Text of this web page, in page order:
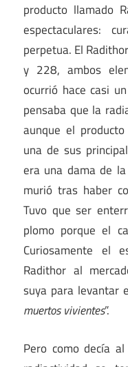
producto llamado
espectaculares:
perpetua. El
y 228, ambos
ocurrió hace casi
pensaba que la
aunque el
una de sus
era una dama de
murió tras haber
Tuvo que ser
plomo porque el
Curiosamente el
Radithor al
suya para levantar
muertos vivientes”.
Pero como decía